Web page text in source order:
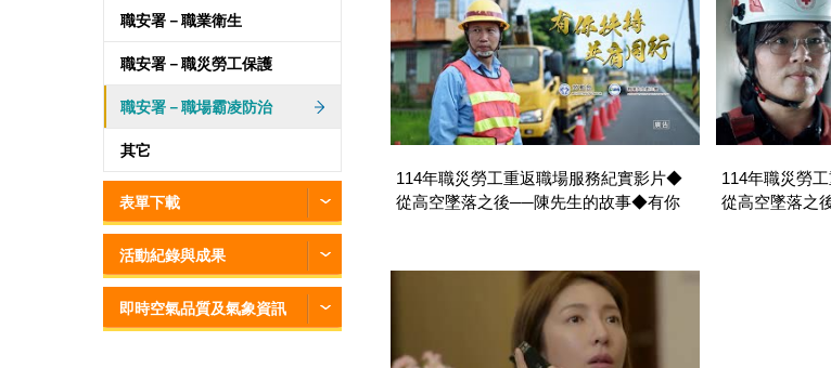
職安署－職業衛生
職安署－職災勞工保護
職安署－職場霸凌防治
其它
表單下載
活動紀錄與成果
即時空氣品質及氣象資訊
114年職災勞工重返職場服務紀實影片◆
從高空墜落之後──陳先生的故事◆有你
114年職災勞
從高空墜落之